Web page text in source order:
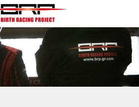
Select Language▼